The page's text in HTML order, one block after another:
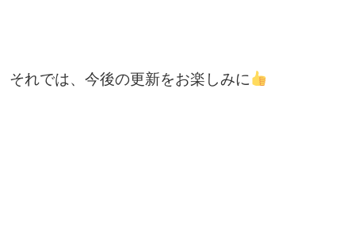
それでは、今後の更新をお楽しみに